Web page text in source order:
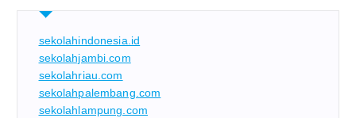
sekolahindonesia.id
sekolahjambi.com
sekolahriau.com
sekolahpalembang.com
sekolahlampung.com